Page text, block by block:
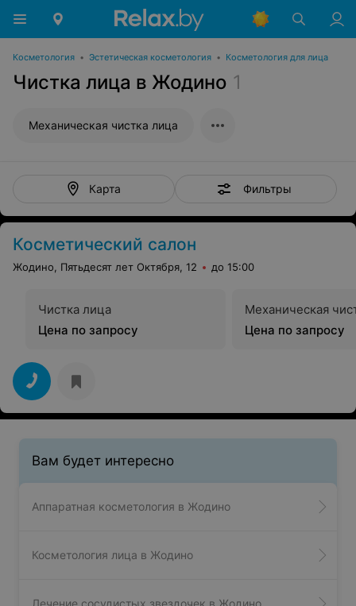
Косметология • Эстетическая косметология • Косметология для лица
Чистка лица в Жодино 1
Механическая чистка лица
Карта Фильтры
Косметический салон
Жодино, Пятьдесят лет Октября, 12 до 15:00
Чистка лица
Цена по запросу
Механическая
Цена по запросу
Вам будет интересно
Аппаратная косметология в Жодино
Косметология лица в Жодино
Лечение сосудистых звездочек в Жодино